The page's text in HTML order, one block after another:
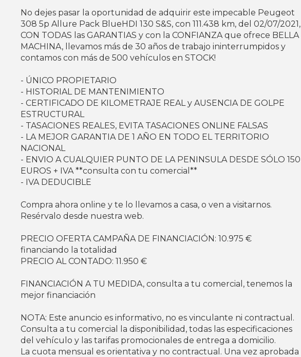
No dejes pasar la oportunidad de adquirir este impecable Peugeot
308 5p Allure Pack BlueHDI 130 S&S, con 111.438 km, del 02/07/2021,
CON TODAS las GARANTIAS y con la CONFIANZA que ofrece BELLA
MACHINA, llevamos más de 30 años de trabajo ininterrumpidos y
contamos con más de 500 vehículos en STOCK!
- ÚNICO PROPIETARIO
- HISTORIAL DE MANTENIMIENTO
- CERTIFICADO DE KILOMETRAJE REAL y AUSENCIA DE GOLPE
ESTRUCTURAL
- TASACIONES REALES, EVITA TASACIONES ONLINE FALSAS
- LA MEJOR GARANTIA DE 1 AÑO EN TODO EL TERRITORIO
NACIONAL
- ENVIO A CUALQUIER PUNTO DE LA PENINSULA DESDE SÓLO 150
EUROS + IVA **consulta con tu comercial**
- IVA DEDUCIBLE
Compra ahora online y te lo llevamos a casa, o ven a visitarnos.
Resérvalo desde nuestra web.
PRECIO OFERTA CAMPAÑA DE FINANCIACIÓN: 10.975 €
financiando la totalidad
PRECIO AL CONTADO: 11.950 €
FINANCIACIÓN A TU MEDIDA, consulta a tu comercial, tenemos la
mejor financiación
NOTA: Este anuncio es informativo, no es vinculante ni contractual.
Consulta a tu comercial la disponibilidad, todas las especificaciones
del vehículo y las tarifas promocionales de entrega a domicilio.
La cuota mensual es orientativa y no contractual. Una vez aprobada